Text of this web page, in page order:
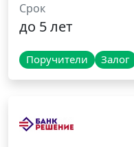
Срок
до 5 лет
Поручители Залог